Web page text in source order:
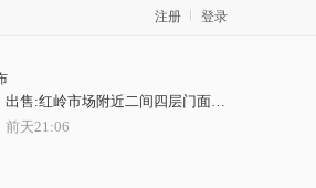
登录
注册
出售:红岭市场附近二间四层门面房，门前10米巷，证齐全
前天21:06